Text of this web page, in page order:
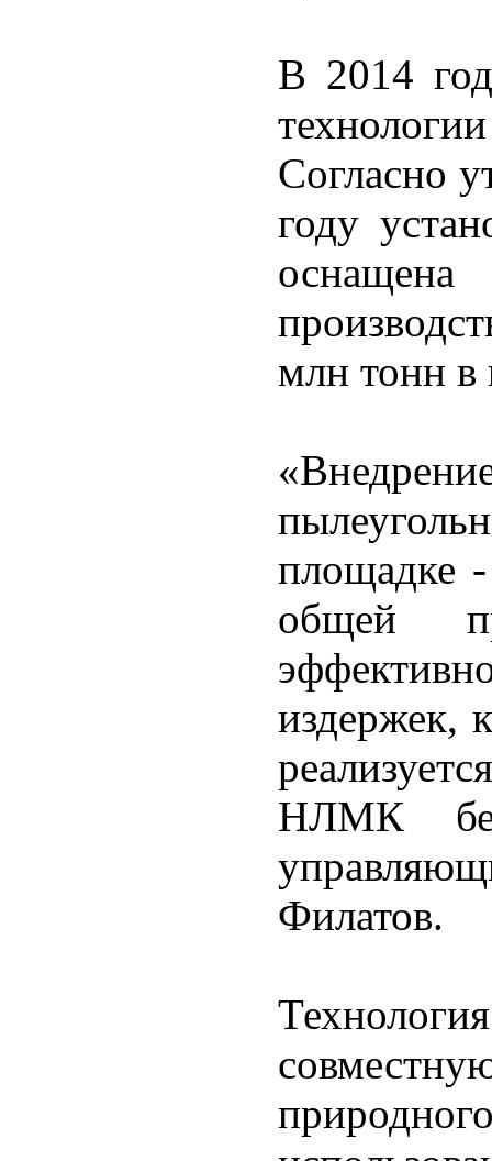
В 2014
Согласно
году
млн тонн в
площадке
общей
издержек,
НЛМК
Филатов.